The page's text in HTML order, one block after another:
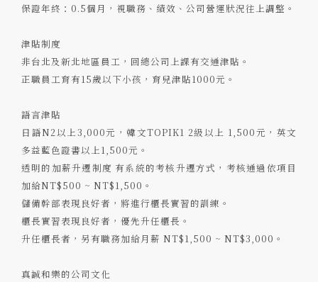
保證年終：0.5個月，視職務、績效、公司營運狀況往上調整。
津貼制度
非台北及新北地區員工，回總公司上課有交通津貼。
正職員工育有15歲以下小孩，育兒津貼1000元。
語言津貼
日語N2以上3,000元，韓文TOPIK1 2級以上 1,500元，英文
多益藍色證書以上1,500元。
透明的加薪升遷制度 有系統的考核升遷方式，考核通過依項目
加給NT$500 ~ NT$1,500。
儲備幹部表現良好者，將進行櫃長實習的訓練。
櫃長實習表現良好者，優先升任櫃長。
升任櫃長者，另有職務加給月薪 NT$1,500 ~ NT$3,000。
真誠和樂的公司文化